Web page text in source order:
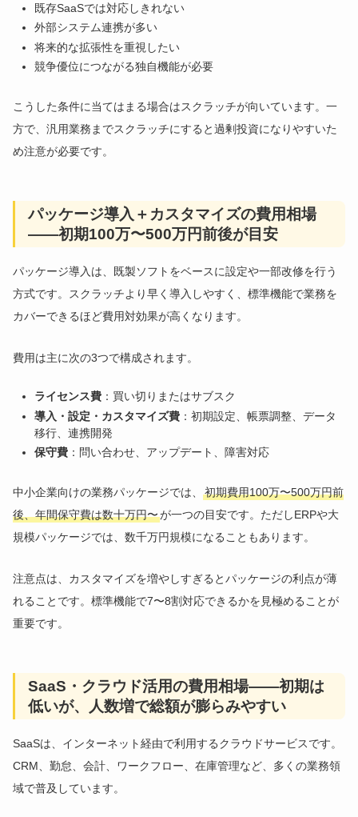
既存SaaSでは対応しきれない
外部システム連携が多い
将来的な拡張性を重視したい
競争優位につながる独自機能が必要
こうした条件に当てはまる場合はスクラッチが向いています。一
方で、汎用業務までスクラッチにすると過剰投資になりやすいた
め注意が必要です。
パッケージ導入＋カスタマイズの費用相場
——初期100万〜500万円前後が目安
パッケージ導入は、既製ソフトをベースに設定や一部改修を行う
方式です。スクラッチより早く導入しやすく、標準機能で業務を
カバーできるほど費用対効果が高くなります。
費用は主に次の3つで構成されます。
ライセンス費 ：買い切りまたはサブスク
導入・設定・カスタマイズ費 ：初期設定、帳票調整、データ
移行、連携開発
保守費 ：問い合わせ、アップデート、障害対応
中小企業向けの業務パッケージでは、初期費用100万〜500万円前
後、年間保守費は数十万円〜が一つの目安です。ただしERPや大
規模パッケージでは、数千万円規模になることもあります。
注意点は、カスタマイズを増やしすぎるとパッケージの利点が薄
れることです。標準機能で7〜8割対応できるかを見極めることが
重要です。
SaaS・クラウド活用の費用相場——初期は
低いが、人数増で総額が膨らみやすい
SaaSは、インターネット経由で利用するクラウドサービスです。
CRM、勤怠、会計、ワークフロー、在庫管理など、多くの業務領
域で普及しています。